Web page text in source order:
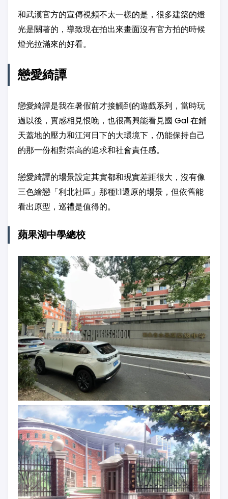
和武漢官方的宣傳視頻不太一樣的是，很多建築的燈
光是關著的，導致現在拍出來畫面沒有官方拍的時候
燈光拉滿來的好看。
戀愛綺譚
戀愛綺譚是我在暑假前才接觸到的遊戲系列，當時玩
過以後，實感相見恨晚，也很高興能看見國 Gal 在鋪
天蓋地的壓力和江河日下的大環境下，仍能保持自己
的那一份相對崇高的追求和社會責任感。
戀愛綺譚的場景設定其實都和現實差距很大，沒有像
三色繪戀「利北社區」那種1:1還原的場景，但依舊能
看出原型，巡禮是值得的。
蘋果湖中學總校